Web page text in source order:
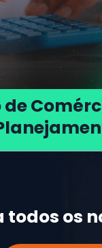
todos os